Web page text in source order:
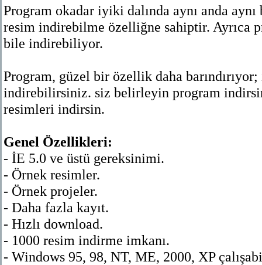
Program okadar iyiki dalında aynı anda
resim indirebilme özelliğne sahiptir. Ayrıca
bile indirebiliyor.
Program, güzel bir özellik daha
indirebilirsiniz. siz belirleyin program
resimleri indirsin.
Genel Özellikleri:
- İE 5.0 ve üstü gereksinimi.
- Örnek resimler.
- Örnek projeler.
- Daha fazla kayıt.
- Hızlı download.
- 1000 resim indirme imkanı.
- Windows 95, 98, NT, ME, 2000, XP